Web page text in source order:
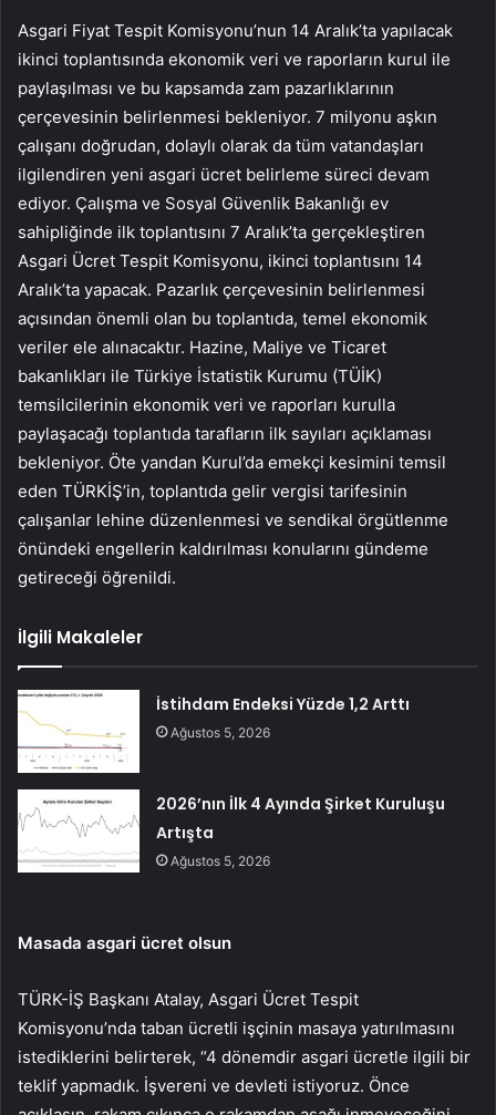
Asgari Fiyat Tespit Komisyonu’nun 14 Aralık’ta yapılacak
ikinci toplantısında ekonomik veri ve raporların kurul ile
paylaşılması ve bu kapsamda zam pazarlıklarının
çerçevesinin belirlenmesi bekleniyor. 7 milyonu aşkın
çalışanı doğrudan, dolaylı olarak da tüm vatandaşları
ilgilendiren yeni asgari ücret belirleme süreci devam
ediyor. Çalışma ve Sosyal Güvenlik Bakanlığı ev
sahipliğinde ilk toplantısını 7 Aralık’ta gerçekleştiren
Asgari Ücret Tespit Komisyonu, ikinci toplantısını 14
Aralık’ta yapacak. Pazarlık çerçevesinin belirlenmesi
açısından önemli olan bu toplantıda, temel ekonomik
veriler ele alınacaktır. Hazine, Maliye ve Ticaret
bakanlıkları ile Türkiye İstatistik Kurumu (TÜİK)
temsilcilerinin ekonomik veri ve raporları kurulla
paylaşacağı toplantıda tarafların ilk sayıları açıklaması
bekleniyor. Öte yandan Kurul’da emekçi kesimini temsil
eden TÜRKİŞ’in, toplantıda gelir vergisi tarifesinin
çalışanlar lehine düzenlenmesi ve sendikal örgütlenme
önündeki engellerin kaldırılması konularını gündeme
getireceği öğrenildi.
İlgili Makaleler
İstihdam Endeksi Yüzde 1,2 Arttı
Ağustos 5, 2026
2026’nın İlk 4 Ayında Şirket Kuruluşu
Artışta
Ağustos 5, 2026
Masada asgari ücret olsun
TÜRK-İŞ Başkanı Atalay, Asgari Ücret Tespit
Komisyonu’nda taban ücretli işçinin masaya yatırılmasını
istediklerini belirterek, “4 dönemdir asgari ücretle ilgili bir
teklif yapmadık. İşvereni ve devleti istiyoruz. Önce